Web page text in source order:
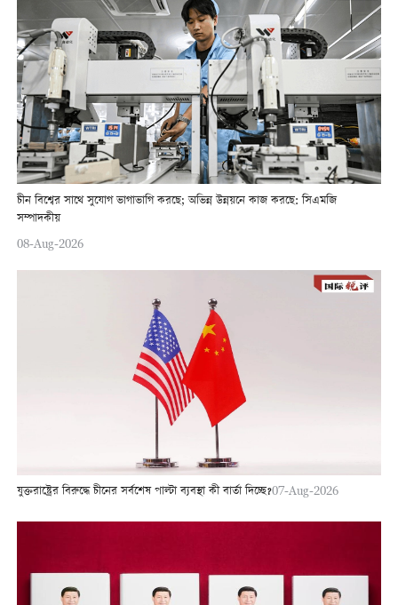
চীন বিশ্বের সাথে সুযোগ ভাগাভাগি করছে; অভিন্ন উন্নয়নে কাজ করছে: সিএমজি
সম্পাদকীয়
08-Aug-2026
যুক্তরাষ্ট্রের বিরুদ্ধে চীনের সর্বশেষ পাল্টা ব্যবস্থা কী বার্তা দিচ্ছে?07-Aug-2026